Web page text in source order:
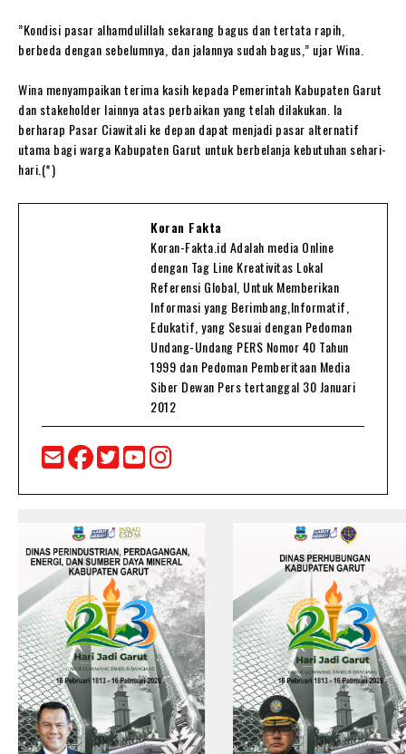
‎”Kondisi pasar alhamdulillah sekarang bagus dan tertata rapih,
berbeda dengan sebelumnya, dan jalannya sudah bagus,” ujar Wina.
‎Wina menyampaikan terima kasih kepada Pemerintah Kabupaten Garut
dan stakeholder lainnya atas perbaikan yang telah dilakukan. Ia
berharap Pasar Ciawitali ke depan dapat menjadi pasar alternatif
utama bagi warga Kabupaten Garut untuk berbelanja kebutuhan sehari-
hari.(*)
Koran Fakta
Koran-Fakta.id Adalah media Online
dengan Tag Line Kreativitas Lokal
Referensi Global, Untuk Memberikan
Informasi yang Berimbang,Informatif,
Edukatif, yang Sesuai dengan Pedoman
Undang-Undang PERS Nomor 40 Tahun
1999 dan Pedoman Pemberitaan Media
Siber Dewan Pers tertanggal 30 Januari
2012